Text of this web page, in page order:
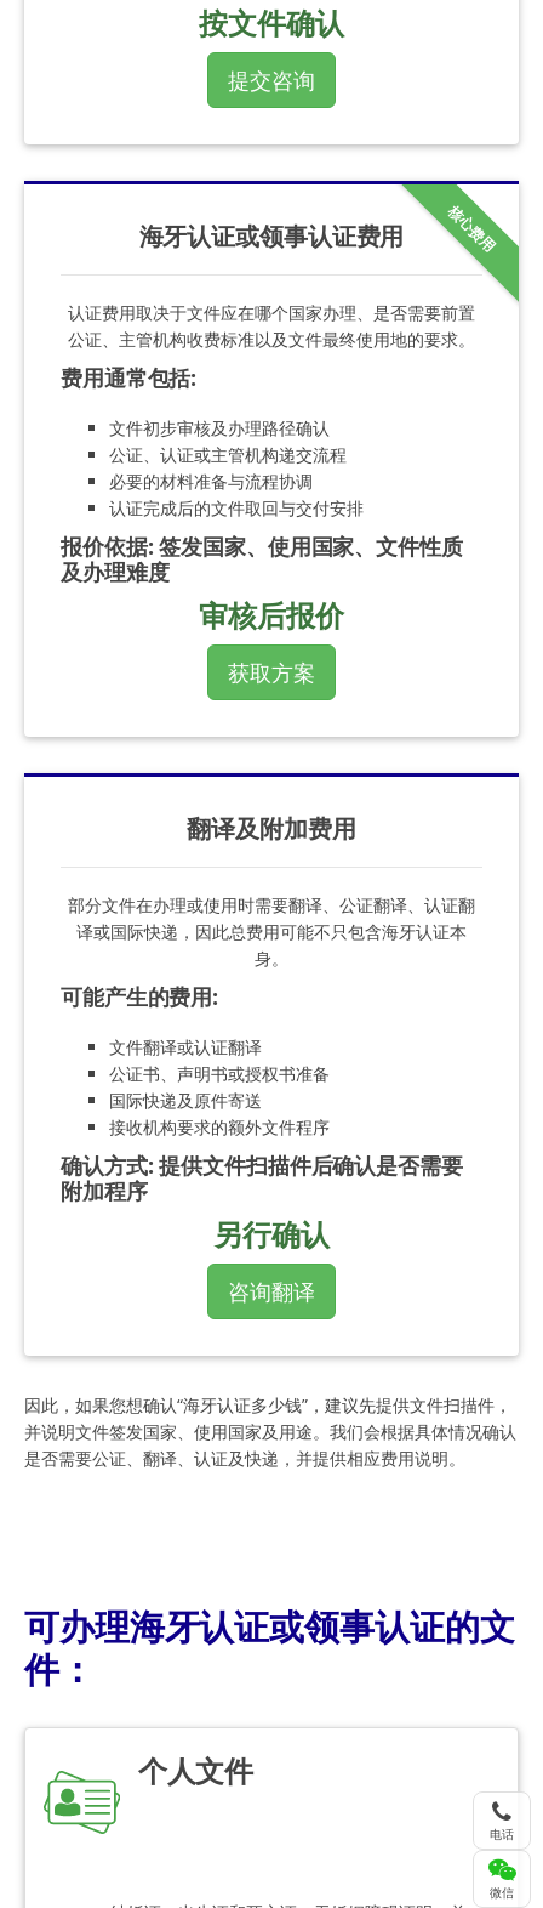
按文件确认
提交咨询
核心费用
海牙认证或领事认证费用
认证费用取决于文件应在哪个国家办理、是否需要前置
公证、主管机构收费标准以及文件最终使用地的要求。
费用通常包括:
文件初步审核及办理路径确认
公证、认证或主管机构递交流程
必要的材料准备与流程协调
认证完成后的文件取回与交付安排
报价依据:签发国家、使用国家、文件性质
及办理难度
审核后报价
获取方案
翻译及附加费用
部分文件在办理或使用时需要翻译、公证翻译、认证翻
译或国际快递，因此总费用可能不只包含海牙认证本
身。
可能产生的费用:
文件翻译或认证翻译
公证书、声明书或授权书准备
国际快递及原件寄送
接收机构要求的额外文件程序
确认方式:提供文件扫描件后确认是否需要
附加程序
另行确认
咨询翻译
因此，如果您想确认“海牙认证多少钱”，建议先提供文件扫描件，
并说明文件签发国家、使用国家及用途。我们会根据具体情况确认
是否需要公证、翻译、认证及快递，并提供相应费用说明。
可办理海牙认证或领事认证的文
件：
个人文件
电话
微信